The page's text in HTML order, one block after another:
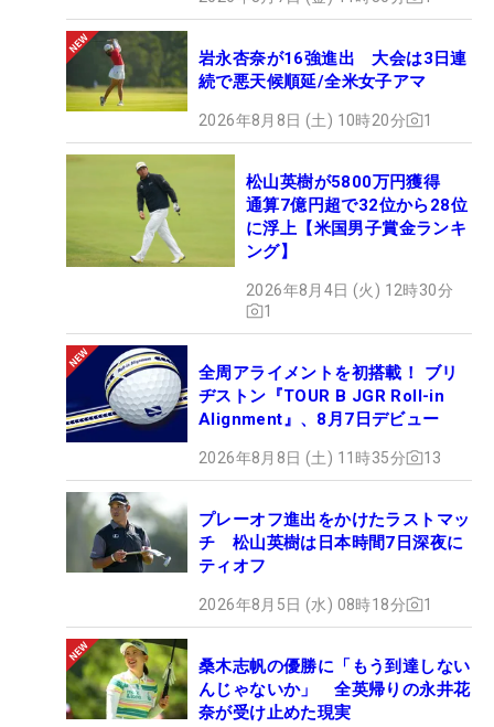
岩永杏奈が16強進出 大会は3日連
続で悪天候順延/全米女子アマ
2026年8月8日 (土) 10時20分 1
松山英樹が5800万円獲得
通算7億円超で32位から28位
に浮上【米国男子賞金ランキ
ング】
2026年8月4日 (火) 12時30分
1
全周アライメントを初搭載！ ブリ
ヂストン『TOUR B JGR Roll-in
Alignment』、8月7日デビュー
2026年8月8日 (土) 11時35分 13
プレーオフ進出をかけたラストマッ
チ 松山英樹は日本時間7日深夜に
ティオフ
2026年8月5日 (水) 08時18分 1
桑木志帆の優勝に「もう到達しない
んじゃないか」 全英帰りの永井花
奈が受け止めた現実